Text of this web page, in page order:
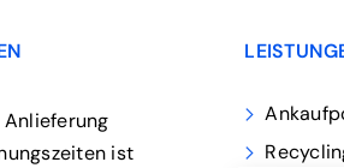
ist